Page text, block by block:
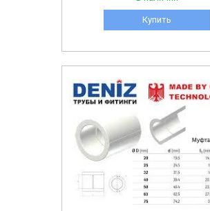
Купить
1-017